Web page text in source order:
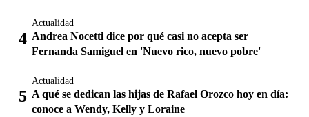
Actualidad
Andrea Nocetti dice por qué casi no acepta ser
Fernanda Samiguel en 'Nuevo rico, nuevo pobre'
Actualidad
A qué se dedican las hijas de Rafael Orozco hoy en día:
conoce a Wendy, Kelly y Loraine